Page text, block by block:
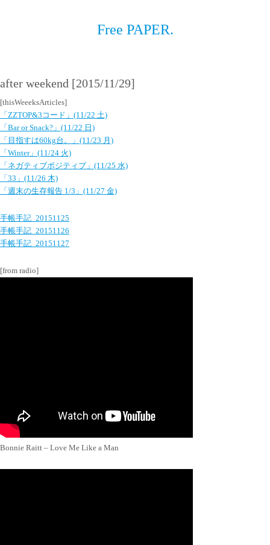
Free PAPER.
after weekend [2015/11/29]
[thisWeeeksArticles]
「ZZTOP&3コード」(11/22 土)
「Bar or Snack?」(11/22 日)
「目指すは60kg台。」(11/23 月)
「Winter」(11/24 火)
「ネガティブポジティブ」(11/25 水)
「33」(11/26 木)
「週末の生存報告 1/3」(11/27 金)
手帳手記_20151125
手帳手記_20151126
手帳手記_20151127
[from radio]
Bonnie Raitt – Love Me Like a Man